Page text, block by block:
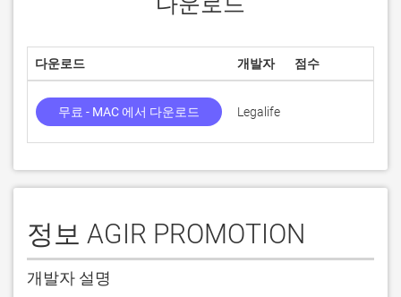
다운로드 개발자 점수
무료 - MAC 에서 다운로드 Legalife
정보 AGIR PROMOTION
개발자 설명